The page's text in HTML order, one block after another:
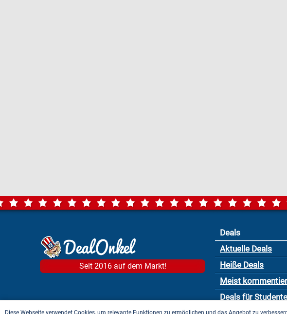
Seit 2016 auf dem Markt!
Deals
Aktuelle Deals
Heiße Deals
Meist
Deals für
Diese Webseite verwendet Cookies, um relevante Funktionen zu ermöglichen und das Angebot zu